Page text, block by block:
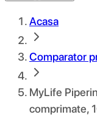
Acasa
Comparator
MyLife
comprimate,